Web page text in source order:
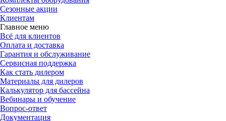
Сезонные акции
Клиентам
Главное меню
Всё для клиентов
Оплата и доставка
Гарантия и обслуживание
Сервисная поддержка
Как стать дилером
Материалы для дилеров
Калькулятор для бассейна
Вебинары и обучение
Вопрос-ответ
Документация